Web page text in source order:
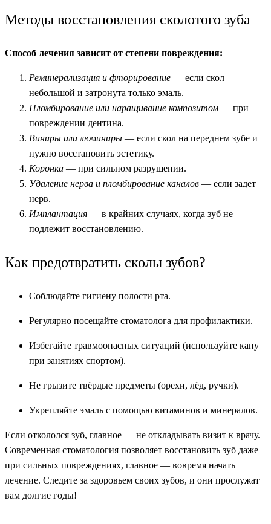
Методы восстановления сколотого зуба
Способ лечения зависит от степени повреждения:
Реминерализация и фторирование — если скол
небольшой и затронута только эмаль.
Пломбирование или наращивание композитом — при
повреждении дентина.
Виниры или люминиры — если скол на переднем зубе и
нужно восстановить эстетику.
Коронка — при сильном разрушении.
Удаление нерва и пломбирование каналов — если задет
нерв.
Имплантация — в крайних случаях, когда зуб не
подлежит восстановлению.
Как предотвратить сколы зубов?
Соблюдайте гигиену полости рта.
Регулярно посещайте стоматолога для профилактики.
Избегайте травмоопасных ситуаций (используйте капу
при занятиях спортом).
Не грызите твёрдые предметы (орехи, лёд, ручки).
Укрепляйте эмаль с помощью витаминов и минералов.
Если откололся зуб, главное — не откладывать визит к врачу.
Современная стоматология позволяет восстановить зуб даже
при сильных повреждениях, главное — вовремя начать
лечение. Следите за здоровьем своих зубов, и они прослужат
вам долгие годы!